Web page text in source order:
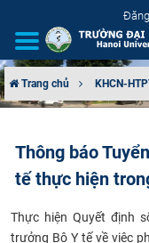
CƠ CẤU TỔ CHỨC
Trang chủ KHCN-
Thông báo
tế thực hiện
Thực hiện Quyết định
trưởng Bộ Y tế về việc